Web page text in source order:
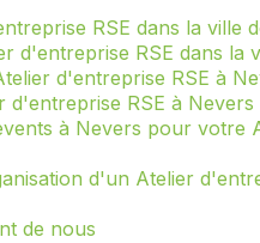
RSE dans la ville
d'entreprise RSE dans la
d'entreprise RSE à
d'entreprise RSE à Nevers
à Nevers pour votre
d'un Atelier
de nous